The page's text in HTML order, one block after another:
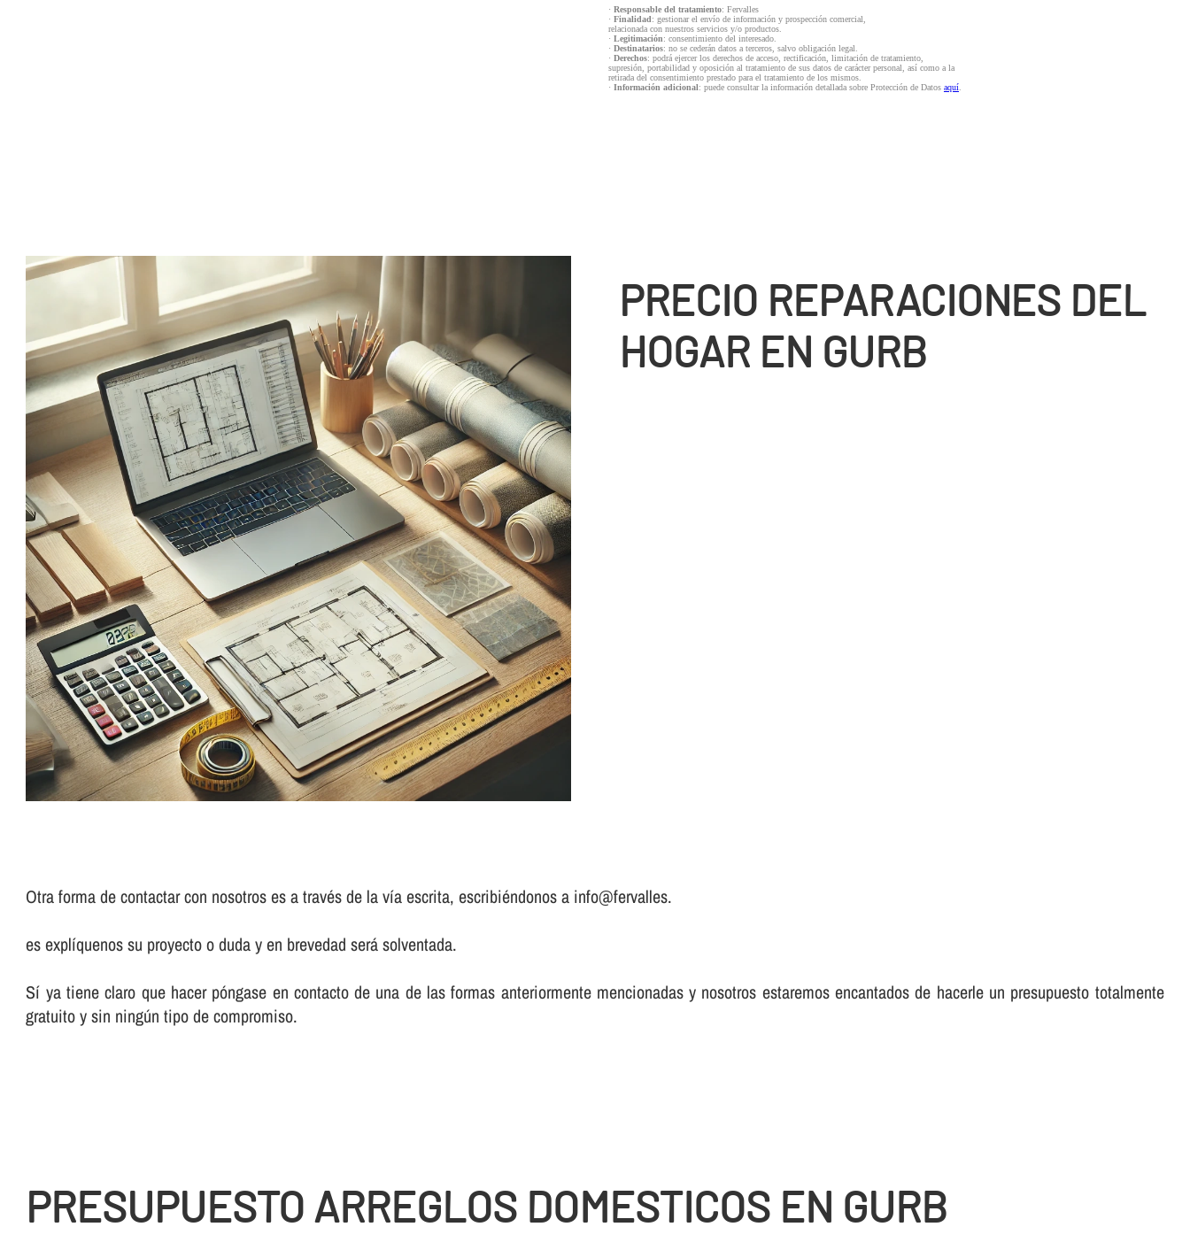
· Responsable del tratamiento: Fervalles
· Finalidad: gestionar el envío de información y prospección comercial,
relacionada con nuestros servicios y/o productos.
· Legitimación: consentimiento del interesado.
· Destinatarios: no se cederán datos a terceros, salvo obligación legal.
· Derechos: podrá ejercer los derechos de acceso, rectificación, limitación de tratamiento,
supresión, portabilidad y oposición al tratamiento de sus datos de carácter personal, así como a la
retirada del consentimiento prestado para el tratamiento de los mismos.
· Información adicional: puede consultar la información detallada sobre Protección de Datos aquí.
PRECIO REPARACIONES DEL
HOGAR EN GURB
Otra forma de contactar con nosotros es a través de la vía escrita, escribiéndonos a info@fervalles.
es explíquenos su proyecto o duda y en brevedad será solventada.
Sí ya tiene claro que hacer póngase en contacto de una de las formas anteriormente mencionadas y nosotros estaremos encantados de hacerle un presupuesto totalmente
gratuito y sin ningún tipo de compromiso.
PRESUPUESTO ARREGLOS DOMESTICOS EN GURB